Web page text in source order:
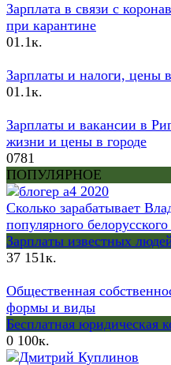
Зарплата в связи с
при карантине
01.1к.
Зарплаты и налоги, цены
01.1к.
Зарплаты и вакансии в
жизни и цены в городе
0781
ПОПУЛЯРНОЕ
Сколько зарабатывает
популярного
Зарплаты известных
37 151к.
Общественная
формы и виды
Бесплатная юридическая
0 100к.